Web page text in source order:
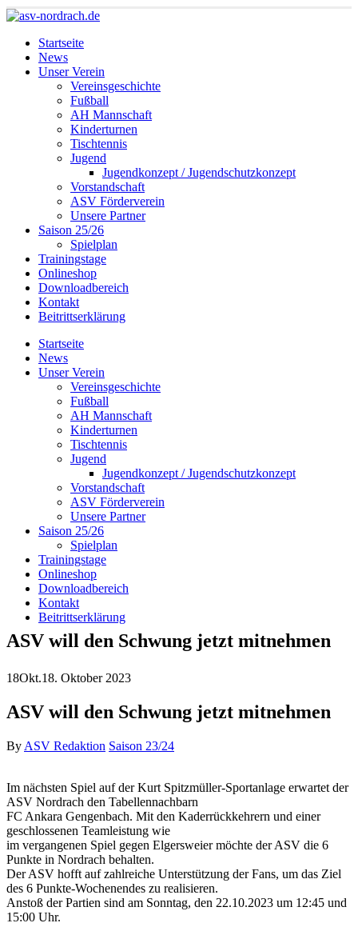
Startseite
News
Unser Verein
Vereinsgeschichte
Fußball
AH Mannschaft
Kinderturnen
Tischtennis
Jugend
Jugendkonzept / Jugendschutzkonzept
Vorstandschaft
ASV Förderverein
Unsere Partner
Saison 25/26
Spielplan
Trainingstage
Onlineshop
Downloadbereich
Kontakt
Beitrittserklärung
Startseite
News
Unser Verein
Vereinsgeschichte
Fußball
AH Mannschaft
Kinderturnen
Tischtennis
Jugend
Jugendkonzept / Jugendschutzkonzept
Vorstandschaft
ASV Förderverein
Unsere Partner
Saison 25/26
Spielplan
Trainingstage
Onlineshop
Downloadbereich
Kontakt
Beitrittserklärung
ASV will den Schwung jetzt mitnehmen
18Okt.18. Oktober 2023
ASV will den Schwung jetzt mitnehmen
By ASV Redaktion Saison 23/24
Im nächsten Spiel auf der Kurt Spitzmüller-Sportanlage erwartet der
ASV Nordrach den Tabellennachbarn
FC Ankara Gengenbach. Mit den Kaderrückkehrern und einer
geschlossenen Teamleistung wie
im vergangenen Spiel gegen Elgersweier möchte der ASV die 6
Punkte in Nordrach behalten.
Der ASV hofft auf zahlreiche Unterstützung der Fans, um das Ziel
des 6 Punkte-Wochenendes zu realisieren.
Anstoß der Partien sind am Sonntag, den 22.10.2023 um 12:45 und
15:00 Uhr.